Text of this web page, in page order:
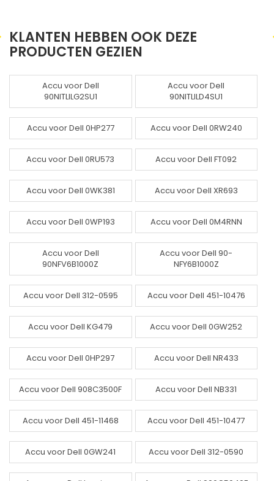
KLANTEN HEBBEN OOK DEZE
PRODUCTEN GEZIEN
Accu voor Dell
90NITLILG2SU1
Accu voor Dell
90NITLILD4SU1
Accu voor Dell 0HP277 Accu voor Dell 0RW240
Accu voor Dell 0RU573 Accu voor Dell FT092
Accu voor Dell 0WK381 Accu voor Dell XR693
Accu voor Dell 0WP193 Accu voor Dell 0M4RNN
Accu voor Dell
90NFV6B1000Z
Accu voor Dell 90-
NFY6B1000Z
Accu voor Dell 312-0595 Accu voor Dell 451-10476
Accu voor Dell KG479 Accu voor Dell 0GW252
Accu voor Dell 0HP297 Accu voor Dell NR433
Accu voor Dell 908C3500F Accu voor Dell NB331
Accu voor Dell 451-11468 Accu voor Dell 451-10477
Accu voor Dell 0GW241 Accu voor Dell 312-0590